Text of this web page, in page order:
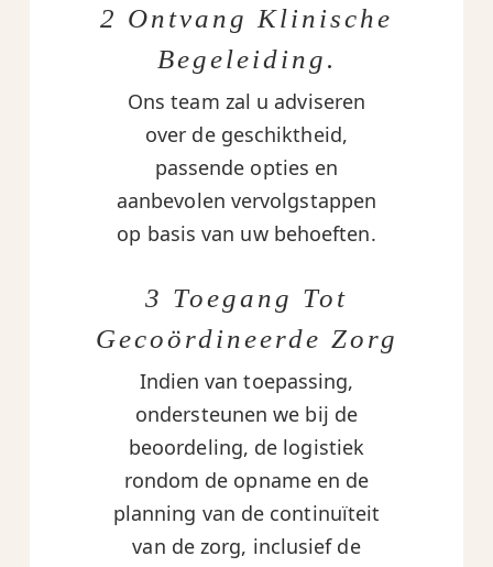
2 Ontvang Klinische
Begeleiding.
Ons team zal u adviseren
over de geschiktheid,
passende opties en
aanbevolen vervolgstappen
op basis van uw behoeften.
3 Toegang Tot
Gecoördineerde Zorg
Indien van toepassing,
ondersteunen we bij de
beoordeling, de logistiek
rondom de opname en de
planning van de continuïteit
van de zorg, inclusief de